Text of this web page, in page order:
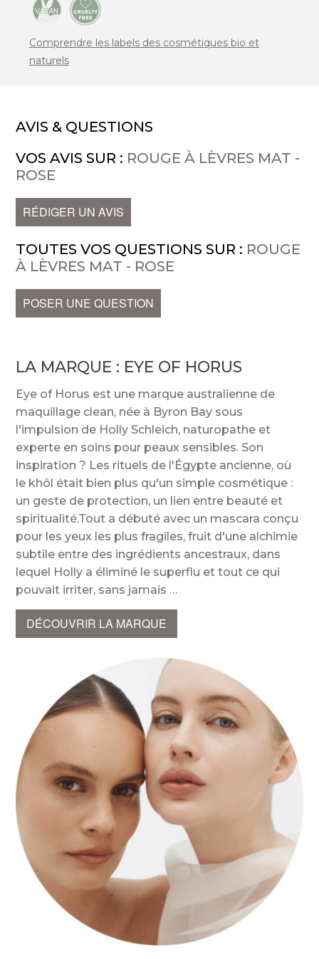
Comprendre les labels des cosmétiques bio et
naturels
AVIS & QUESTIONS
VOS AVIS SUR : ROUGE À LÈVRES MAT -
ROSE
RÉDIGER UN AVIS
TOUTES VOS QUESTIONS SUR : ROUGE
À LÈVRES MAT - ROSE
POSER UNE QUESTION
LA MARQUE : EYE OF HORUS
Eye of Horus est une marque australienne de
maquillage clean, née à Byron Bay sous
l'impulsion de Holly Schleich, naturopathe et
experte en soins pour peaux sensibles. Son
inspiration ? Les rituels de l'Égypte ancienne, où
le khôl était bien plus qu'un simple cosmétique :
un geste de protection, un lien entre beauté et
spiritualité.Tout a débuté avec un mascara conçu
pour les yeux les plus fragiles, fruit d'une alchimie
subtile entre des ingrédients ancestraux, dans
lequel Holly a éliminé le superflu et tout ce qui
pouvait irriter, sans jamais
DÉCOUVRIR LA MARQUE